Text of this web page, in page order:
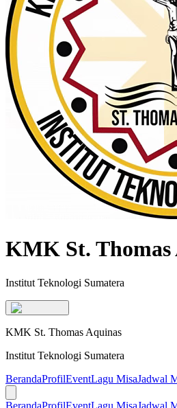
KMK St. Thomas
Institut Teknologi Sumatera
KMK St. Thomas Aquinas
Institut Teknologi Sumatera
BerandaProfilEventLagu MisaJadwal
BerandaProfilEventLagu MisaJadwal